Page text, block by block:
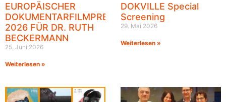
EUROPÄISCHER
DOKUMENTARFILMPREIS
2026 FÜR DR. RUTH
BECKERMANN
25. Juni 2026
Weiterlesen »
DOKVILLE Special
Screening
29. Mai 2026
Weiterlesen »